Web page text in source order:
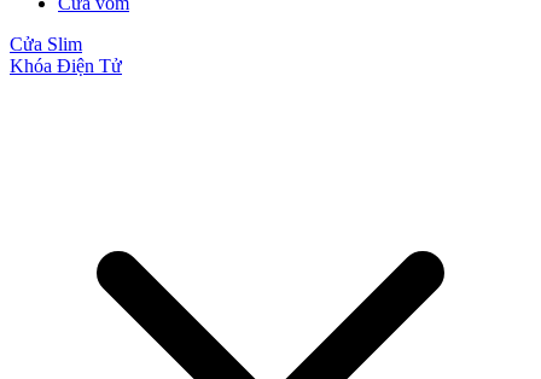
Cửa Slim
Khóa Điện Tử